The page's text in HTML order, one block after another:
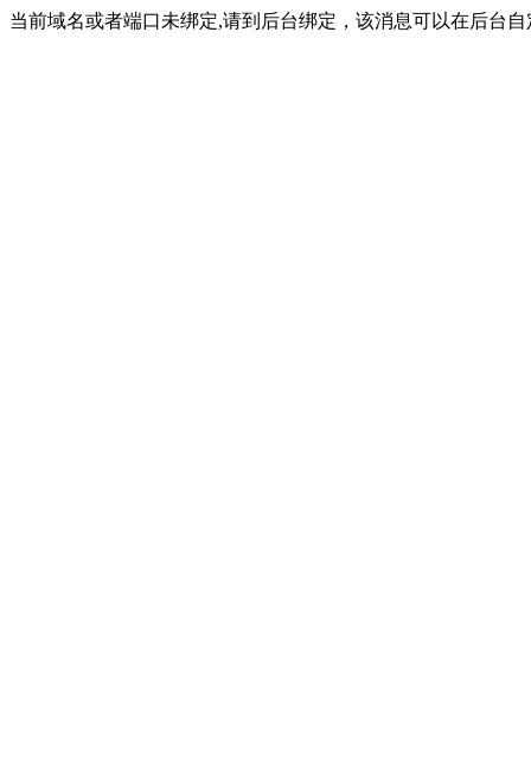
当前域名或者端口未绑定,请到后台绑定，该消息可以在后台自